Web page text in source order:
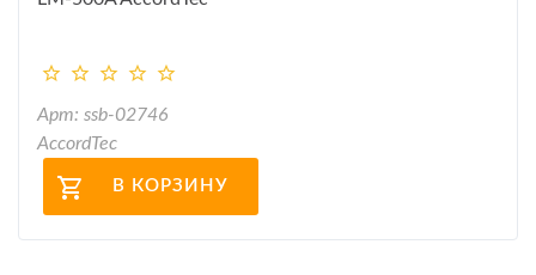
Арт: ssb-02746
AccordTec
В КОРЗИНУ